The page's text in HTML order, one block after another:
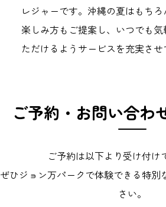
レジャーです。沖縄の夏はもち
楽しみ方もご提案し、いつでも
ただけるようサービスを充実させ
ご予約・お問い合わ
ご予約は以下より受け付け
ぜひジョン万パークで体験できる特別
さい。